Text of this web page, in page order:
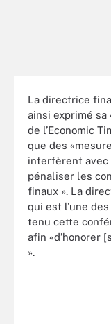
La directrice
ainsi exprimé sa
de l’Economic
que des
interfèrent avec
pénaliser les
finaux ». La
qui est l’une
tenu cette
afin «d’honorer
».